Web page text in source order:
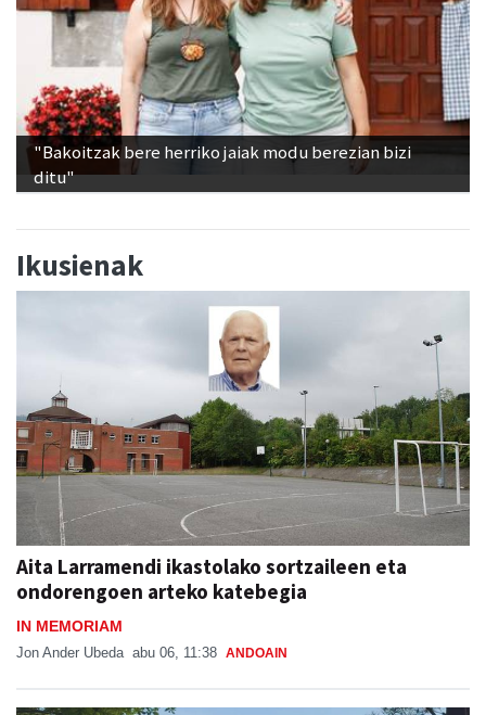
"Bakoitzak bere herriko jaiak modu berezian bizi
ditu"
Ikusienak
Aita Larramendi ikastolako sortzaileen eta
ondorengoen arteko katebegia
IN MEMORIAM
Jon Ander Ubeda abu 06, 11:38 ANDOAIN